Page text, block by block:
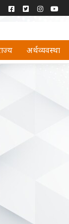
अर्थव्यवस्था